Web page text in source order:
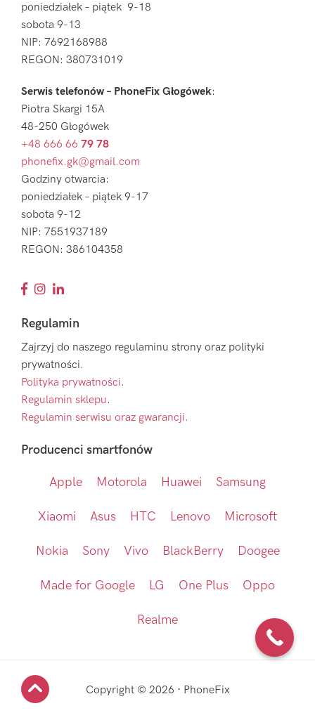
poniedziałek – piątek 9-18
sobota 9-13
NIP: 7692168988
REGON: 380731019
Serwis telefonów – PhoneFix Głogówek:
Piotra Skargi 15A
48-250 Głogówek
+48 666 66 79 78
phonefix.gk@gmail.com
Godziny otwarcia:
poniedziałek – piątek 9-17
sobota 9-12
NIP: 7551937189
REGON: 386104358
Regulamin
Zajrzyj do naszego regulaminu strony oraz polityki
prywatności.
Polityka prywatności.
Regulamin sklepu.
Regulamin serwisu oraz gwarancji.
Producenci smartfonów
Apple Motorola Huawei Samsung
Xiaomi Asus HTC Lenovo Microsoft
Nokia Sony Vivo BlackBerry Doogee
Made for Google LG One Plus Oppo
Realme
Copyright © 2026 · PhoneFix